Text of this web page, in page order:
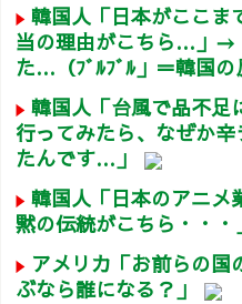
韓国人「日本がここま
当の理由がこちら…」→
た…（ﾌﾞﾙﾌﾞﾙ」＝韓国の
韓国人「台風で品不足
行ってみたら、なぜか
たんです…」
韓国人「日本のアニメ
黙の伝統がこちら・・・
アメリカ「お前らの国
ぶなら誰になる？」